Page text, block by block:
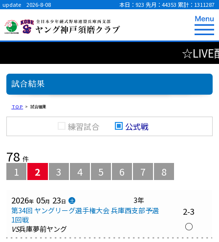
update 2026-8-08 本日：923 先月：44353 累計：1311287
☆LIVE
試合結果
ＴＯＰ > 試合結果
練習試合 公式戦
78 件
1 2 3 4 5 6 7 8
2026年 05月 23日 土
3年
第34回 ヤングリーグ選手権大会 兵庫西支部予選
1回戦
VS兵庫夢前ヤング
2-3
○